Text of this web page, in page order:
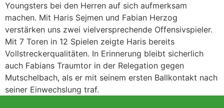
Youngsters bei den Herren auf sich aufmerksam
machen. Mit Haris Sejmen und Fabian Herzog
verstärken uns zwei vielversprechende Offensivspieler.
Mit 7 Toren in 12 Spielen zeigte Haris bereits
Vollstreckerqualitäten. In Erinnerung bleibt sicherlich
auch Fabians Traumtor in der Relegation gegen
Mutschelbach, als er mit seinem ersten Ballkontakt nach
seiner Einwechslung traf.